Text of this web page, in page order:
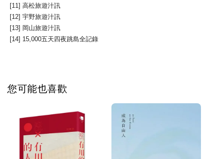
[11] 高松旅遊汁訊
[12] 宇野旅遊汁訊
[13] 岡山旅遊汁訊
[14] 15,000五天四夜跳島全記錄
您可能也喜歡